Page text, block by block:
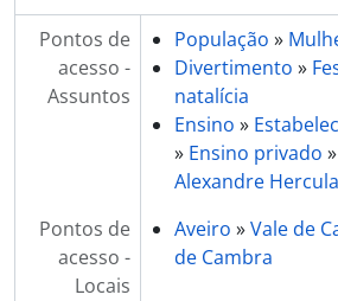
[Séries] Álbuns de
[Séries] Livros de registo de
Pontos de
acesso -
Assuntos
População »
Divertimento »
natalícia
Ensino »
» Ensino privado »
Alexandre
Pontos de
acesso -
Locais
Aveiro »Vale de
de Cambra